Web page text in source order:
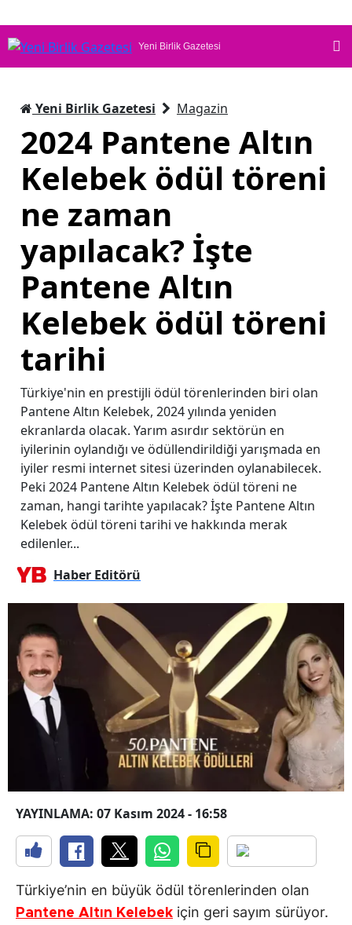
Yeni Birlik Gazetesi
Yeni Birlik Gazetesi Magazin
2024 Pantene Altın
Kelebek ödül töreni
ne zaman
yapılacak? İşte
Pantene Altın
Kelebek ödül töreni
tarihi
Türkiye'nin en prestijli ödül törenlerinden biri olan
Pantene Altın Kelebek, 2024 yılında yeniden
ekranlarda olacak. Yarım asırdır sektörün en
iyilerinin oylandığı ve ödüllendirildiği yarışmada en
iyiler resmi internet sitesi üzerinden oylanabilecek.
Peki 2024 Pantene Altın Kelebek ödül töreni ne
zaman, hangi tarihte yapılacak? İşte Pantene Altın
Kelebek ödül töreni tarihi ve hakkında merak
edilenler...
Haber Editörü
YAYINLAMA: 07 Kasım 2024 - 16:58
Türkiye’nin en büyük ödül törenlerinden olan
Pantene Altın Kelebek için geri sayım sürüyor.